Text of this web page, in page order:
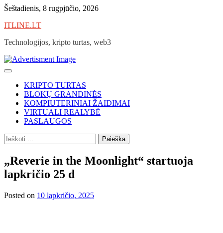
Skip
content
Šeštadienis, 8 rugpjūčio, 2026
ITLINE.LT
Technologijos, kripto turtas, web3
KRIPTO TURTAS
BLOKŲ GRANDINĖS
KOMPIUTERINIAI ŽAIDIMAI
VIRTUALI REALYBĖ
PASLAUGOS
Ieškoti:
„Reverie in the Moonlight“ startuoja
lapkričio 25 d
Posted on 10 lapkričio, 2025